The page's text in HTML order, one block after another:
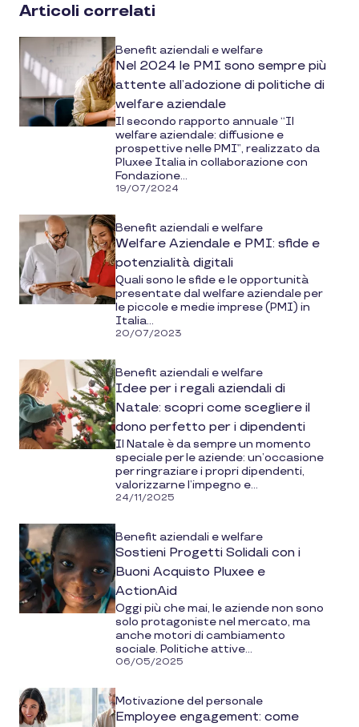
media
Articoli correlati
Benefit aziendali e welfare
Nel 2024 le PMI sono sempre più
attente all’adozione di politiche di
welfare aziendale
Il secondo rapporto annuale “Il
welfare aziendale: diffusione e
prospettive nelle PMI”, realizzato da
Pluxee Italia in collaborazione con
Fondazione...
19/07/2024
Benefit aziendali e welfare
Welfare Aziendale e PMI: sfide e
potenzialità digitali
Quali sono le sfide e le opportunità
presentate dal welfare aziendale per
le piccole e medie imprese (PMI) in
Italia...
20/07/2023
Benefit aziendali e welfare
Idee per i regali aziendali di
Natale: scopri come scegliere il
dono perfetto per i dipendenti
Il Natale è da sempre un momento
speciale per le aziende: un’occasione
per ringraziare i propri dipendenti,
valorizzarne l’impegno e...
24/11/2025
Benefit aziendali e welfare
Sostieni Progetti Solidali con i
Buoni Acquisto Pluxee e
ActionAid
Oggi più che mai, le aziende non sono
solo protagoniste nel mercato, ma
anche motori di cambiamento
sociale. Politiche attive...
06/05/2025
Motivazione del personale
Employee engagement: come